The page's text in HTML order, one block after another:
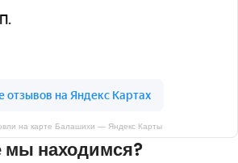
на карте Балашихи — Яндекс Карты
мы находимся?